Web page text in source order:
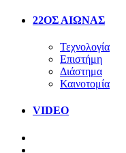
22ΟΣ ΑΙΩΝΑΣ
Τεχνολογία
Επιστήμη
Διάστημα
Καινοτομία
VIDEO